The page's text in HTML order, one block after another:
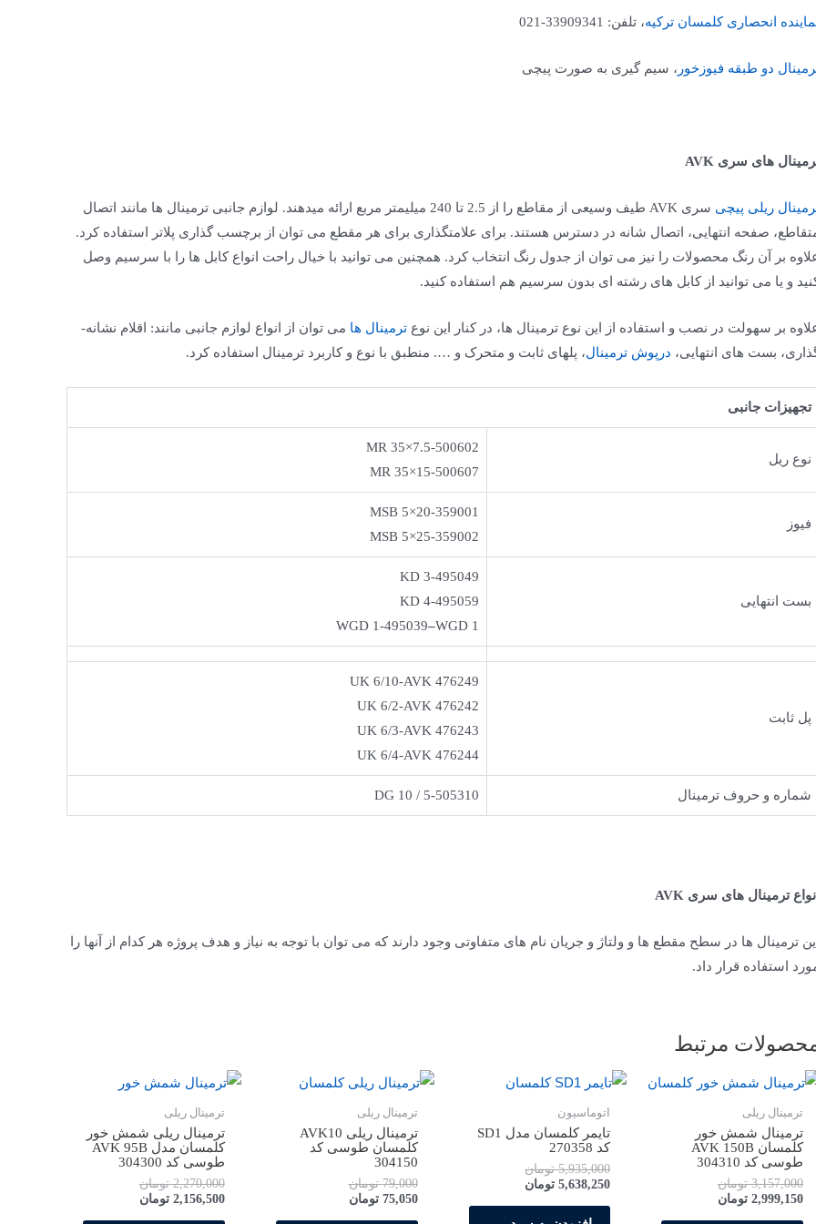
انحصاری کلمسان ترکیه، تلفن: 33909341-021
دو طبقه فیوزخور ، سیم­ گیری به صورت پیچی
های سری AVK
ریلی پیچی
سری AVK طیف وسیعی از مقاطع را از 2.5 تا 240 میلی­متر مربع ارائه می­دهند. لوازم جانبی ترمینال­ ها مانند اتصال
صفحه انتهایی، اتصال شانه در دسترس هستند. برای علامت­گذاری برای هر مقطع می­ توان از برچسب­ گذاری پلاتر استفاده کرد.
بر آن رنگ محصولات را نیز می­ توان از جدول رنگ انتخاب کرد. همچنین می توانید با خیال راحت انواع کابل­ ها را با سرسیم وصل
و یا می­ توانید از کابل­ های رشته­ ای بدون سرسیم هم استفاده کنید.
بر سهولت در نصب و استفاده از این نوع ترمینال­ ها، در کنار این نوع ترمینال­ هامی توان از انواع لوازم­ جانبی مانند: اقلام نشانه­
بست­ های انتهایی، درپوش ترمینال، پل­های ثابت و متحرک و …. منطبق با نوع و کاربرد ترمینال استفاده کرد.
تجهیزات جانبی
نوع ریل
MR 35×7.5-500602
MR 35×15-500607
فیوز
MSB 5×20-359001
MSB 5×25-359002
بست انتهایی
KD 3-495049
KD 4-495059
WGD 1-495039–WGD 1
پل ثابت
UK 6/10-AVK 476249
UK 6/2-AVK 476242
UK 6/3-AVK 476243
UK 6/4-AVK 476244
شماره و حروف ترمينال DG 10 / 5-505310
ترمینال های سری AVK
ترمینال­ ها در سطح مقطع ­ها و ولتاژ و جریان­ نام های متفاوتی وجود دارند که می­ توان با توجه به نیاز و هدف پروژه هر کدام از آنها را
استفاده قرار داد.
مرتبط
ترمینال ریلی
ترمینال شمش خور
کلمسان AVK 150B
طوسی کد 304310
3,157,000 تومان
2,999,150 تومان
اتوماسیون
تايمر کلمسان مدل SD1
کد 270358
5,935,000 تومان
5,638,250 تومان
ترمینال ریلی
ترمینال ریلی AVK10
کلمسان طوسی کد
304150
79,000 تومان
75,050 تومان
ترمینال ریلی
ترمینال ریلی شمش خور
کلمسان مدل AVK 95B
طوسی کد 304300
2,270,000 تومان
2,156,500 تومان